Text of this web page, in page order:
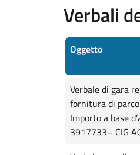
Verbali
Oggetto
Verbale di gara
fornitura di
Importo a base
3917733– CIG